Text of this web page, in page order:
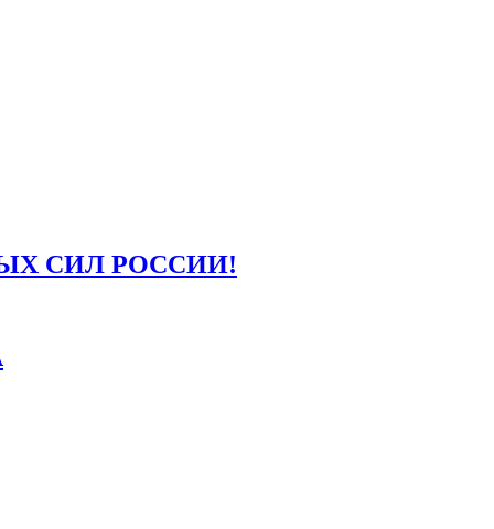
СИЛ РОССИИ!